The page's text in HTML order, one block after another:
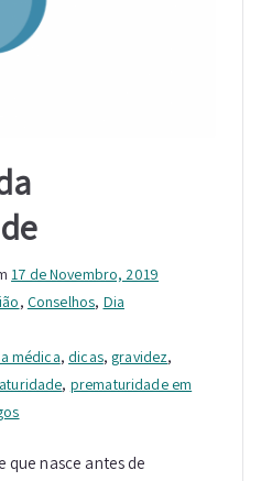
17 de Novembro, 2019
, Conselhos, Dia
médica, dicas, gravidez,
, prematuridade em
que nasce antes de